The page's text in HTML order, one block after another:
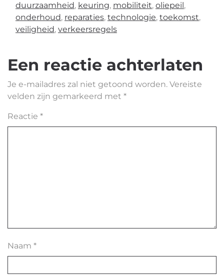
duurzaamheid, keuring, mobiliteit, oliepeil,
onderhoud, reparaties, technologie, toekomst,
veiligheid, verkeersregels
Een reactie achterlaten
Je e-mailadres zal niet getoond worden. Vereiste
velden zijn gemarkeerd met *
Reactie *
Naam *